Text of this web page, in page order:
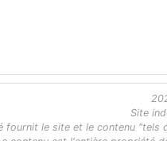
Site
fournit le site et le contenu "tels